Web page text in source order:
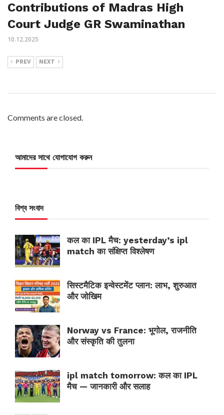
Contributions of Madras High
Court Judge GR Swaminathan
10.12.2025
PREV NEXT
Comments are closed.
আমাদের সাথে যোগাযোগ করুন
বিশ্ব সংবাদ
कल का IPL मैच: yesterday’s ipl
match का संक्षिप्त विश्लेषण
सिस्टमैटिक इन्वेस्टमेंट प्लान: लाभ, शुरुआत
और जोखिम
Norway vs France: भूगोल, राजनीति
और संस्कृति की तुलना
ipl match tomorrow: कल का IPL
मैच — जानकारी और सलाह